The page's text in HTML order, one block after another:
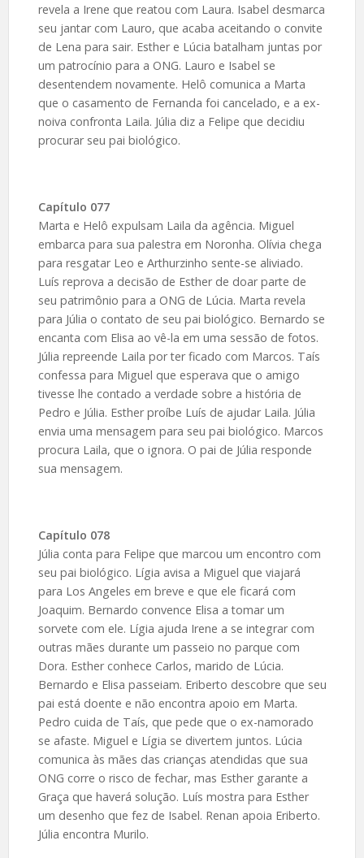
revela a Irene que reatou com Laura. Isabel desmarca
seu jantar com Lauro, que acaba aceitando o convite
de Lena para sair. Esther e Lúcia batalham juntas por
um patrocínio para a ONG. Lauro e Isabel se
desentendem novamente. Helô comunica a Marta
que o casamento de Fernanda foi cancelado, e a ex-
noiva confronta Laila. Júlia diz a Felipe que decidiu
procurar seu pai biológico.
Capítulo 077
Marta e Helô expulsam Laila da agência. Miguel
embarca para sua palestra em Noronha. Olívia chega
para resgatar Leo e Arthurzinho sente-se aliviado.
Luís reprova a decisão de Esther de doar parte de
seu patrimônio para a ONG de Lúcia. Marta revela
para Júlia o contato de seu pai biológico. Bernardo se
encanta com Elisa ao vê-la em uma sessão de fotos.
Júlia repreende Laila por ter ficado com Marcos. Taís
confessa para Miguel que esperava que o amigo
tivesse lhe contado a verdade sobre a história de
Pedro e Júlia. Esther proíbe Luís de ajudar Laila. Júlia
envia uma mensagem para seu pai biológico. Marcos
procura Laila, que o ignora. O pai de Júlia responde
sua mensagem.
Capítulo 078
Júlia conta para Felipe que marcou um encontro com
seu pai biológico. Lígia avisa a Miguel que viajará
para Los Angeles em breve e que ele ficará com
Joaquim. Bernardo convence Elisa a tomar um
sorvete com ele. Lígia ajuda Irene a se integrar com
outras mães durante um passeio no parque com
Dora. Esther conhece Carlos, marido de Lúcia.
Bernardo e Elisa passeiam. Eriberto descobre que seu
pai está doente e não encontra apoio em Marta.
Pedro cuida de Taís, que pede que o ex-namorado
se afaste. Miguel e Lígia se divertem juntos. Lúcia
comunica às mães das crianças atendidas que sua
ONG corre o risco de fechar, mas Esther garante a
Graça que haverá solução. Luís mostra para Esther
um desenho que fez de Isabel. Renan apoia Eriberto.
Júlia encontra Murilo.